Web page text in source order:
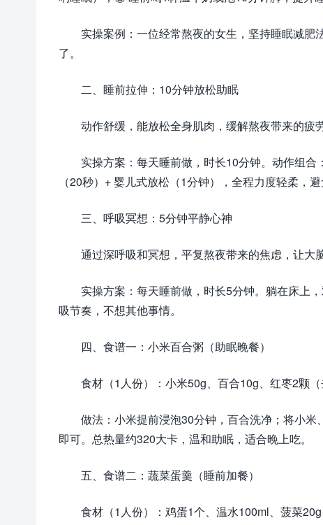
实操案例：一位经常熬夜的女生，坚持睡眠减
了。
二、睡前拉伸：10分钟放松助眠
动作舒缓，能放松全身肌肉，缓解熬夜带来的疲
实操方案：每天睡前做，时长10分钟。动作组
（20秒）+ 婴儿式放松（1分钟），全程力度轻柔，避
三、呼吸冥想：5分钟平静心神
通过深呼吸和冥想，平复熬夜带来的焦虑，让大
实操方案：每天睡前做，时长5分钟。躺在床上
吸节奏，不想其他事情。
四、食谱一：小米百合粥（助眠晚餐）
食材（1人份）：小米50g、百合10g、红枣2颗（
做法：小米提前浸泡30分钟，百合洗净；将小
即可。总热量约320大卡，温和助眠，适合晚上吃。
五、食谱二：蔬菜蛋羹（睡前加餐）
食材（1人份）：鸡蛋1个、温水100ml、菠菜20g